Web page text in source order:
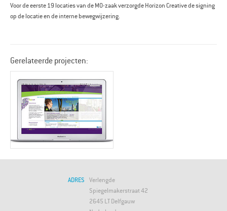
Voor de eerste 19 locaties van de MO-zaak verzorgde Horizon Creative de signing
op de locatie en de interne bewegwijzering.
Gerelateerde projecten:
ADRES Verlengde
Spiegelmakerstraat 42
2645 LT Delfgauw